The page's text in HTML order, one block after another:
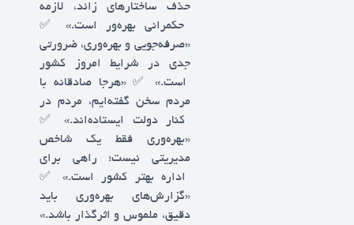
حذف ساختارهای زائد، لازمه
حکمرانی بهره‌ور است.» ✅️
«صرفه‌جویی و بهره‌وری، ضرورتی
جدی در شرایط امروز کشور
است.» ✅️ «هرجا صادقانه با
مردم سخن گفته‌ایم، مردم در
کنار دولت ایستاده‌اند.» ✅️
«بهره‌وری فقط یک شاخص
مدیریتی نیست؛ راهی برای
اداره بهتر کشور است.» ✅️
«گزارش‌های بهره‌وری باید
دقیق، ملموس و اثرگذار باشد.»